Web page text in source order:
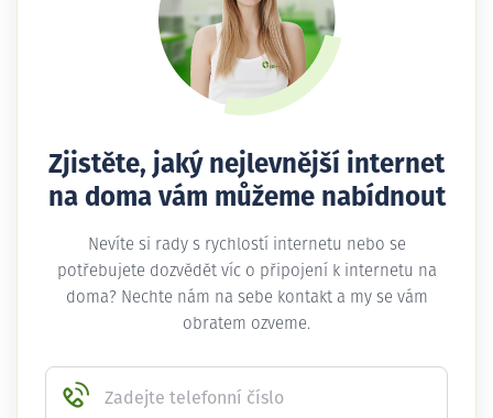
Zjistěte, jaký nejlevnější internet
na doma vám můžeme nabídnout
Nevíte si rady s rychlostí internetu nebo se
potřebujete dozvědět víc o připojení k internetu na
doma? Nechte nám na sebe kontakt a my se vám
obratem ozveme.
Zadejte telefonní číslo